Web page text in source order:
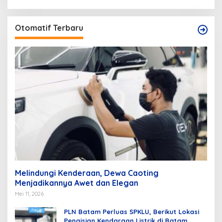
Otomatif Terbaru
Melindungi Kenderaan, Dewa Caoting
Menjadikannya Awet dan Elegan
Mei 11, 2026
PLN Batam Perluas SPKLU, Berikut Lokasi